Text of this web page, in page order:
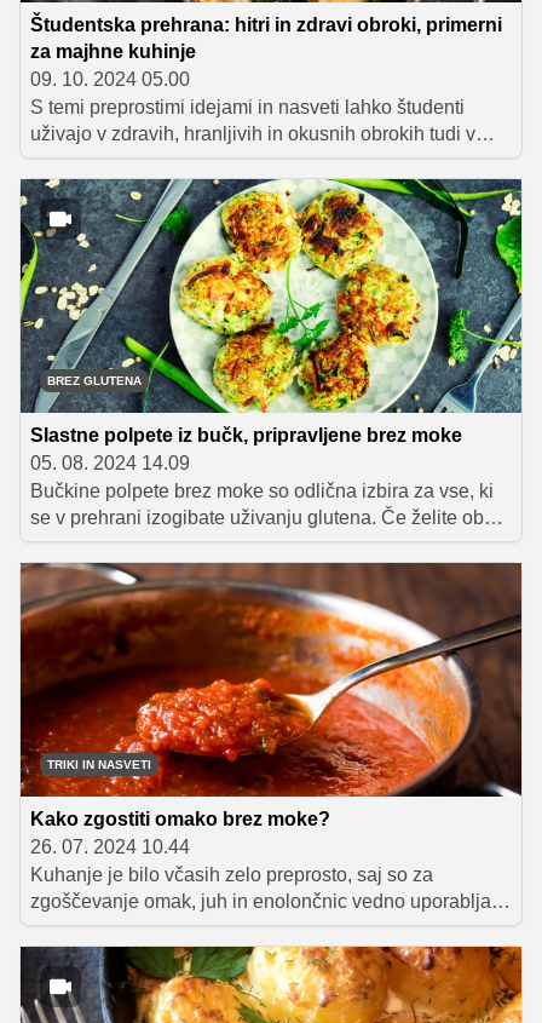
Študentska prehrana: hitri in zdravi obroki, primerni
za majhne kuhinje
09. 10. 2024 05.00
S temi preprostimi idejami in nasveti lahko študenti
uživajo v zdravih, hranljivih in okusnih obrokih tudi v
majhnih kuhinjah. Skrb za zdravo in uravnoteženo
prehrano bo na koncu prispevalo k učnemu uspehu in
tudi splošnemu dobremu počutju.
BREZ GLUTENA
Slastne polpete iz bučk, pripravljene brez moke
05. 08. 2024 14.09
Bučkine polpete brez moke so odlična izbira za vse, ki
se v prehrani izogibate uživanju glutena. Če želite ob
tem poskrbeti tudi za vitko linijo, lahko polpete spečete v
pečici in se s tem povsem izognete uporabi olja.
TRIKI IN NASVETI
Kako zgostiti omako brez moke?
26. 07. 2024 10.44
Kuhanje je bilo včasih zelo preprosto, saj so za
zgoščevanje omak, juh in enolončnic vedno uporabljali
moko. V jed, ki si jo želel zgostiti, si preprosto vmešal
podmet ali prežganje ter jo pri zmerni temperaturi kuhal
še toliko časa, da se je primerno zgostila. V zadnjem
času pa se takšnemu načinu zgoščevanja izogiba vse